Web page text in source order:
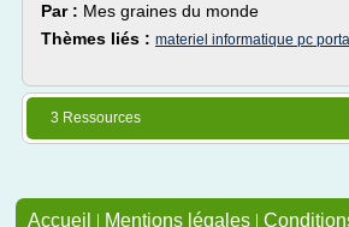
Par : Mes graines du monde
Thèmes liés : materiel informatique pc
3 Ressources
Accueil | Mentions légales |